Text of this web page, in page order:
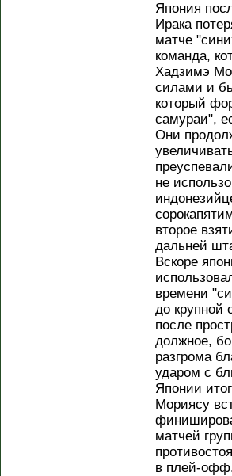
Япония
Ирака
матче
команда,
Хадзимэ
силами и
который
самураи",
Они
не
второе
дальней
Вскоре
времени
до крупной
после
должное,
разгрома
ударом с
Японии
Мориясу
матчей
в плей-